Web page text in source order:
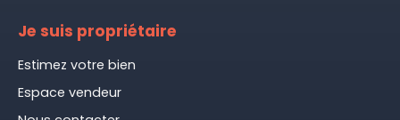
Je suis propriétaire
Estimez votre bien
Espace vendeur